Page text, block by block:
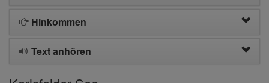
Hinkommen
Text anhören